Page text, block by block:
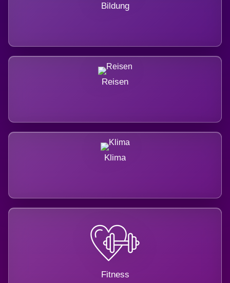
Bildung
Reisen
Klima
Fitness